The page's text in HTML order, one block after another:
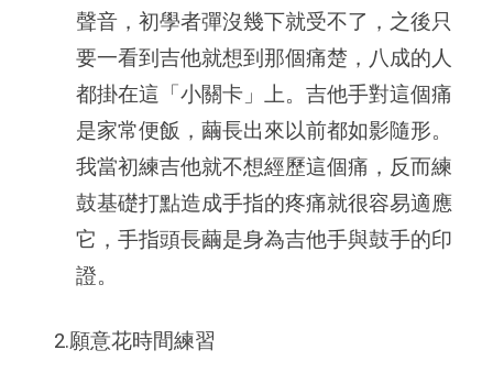
聲音，初學者彈沒幾下就受不了，之後只
要一看到吉他就想到那個痛楚，八成的人
都掛在這「小關卡」上。吉他手對這個痛
是家常便飯，繭長出來以前都如影隨形。
我當初練吉他就不想經歷這個痛，反而練
鼓基礎打點造成手指的疼痛就很容易適應
它，手指頭長繭是身為吉他手與鼓手的印
證。
2.願意花時間練習